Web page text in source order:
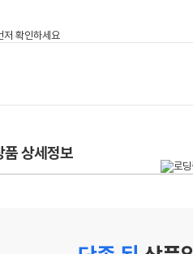
품 상세정보